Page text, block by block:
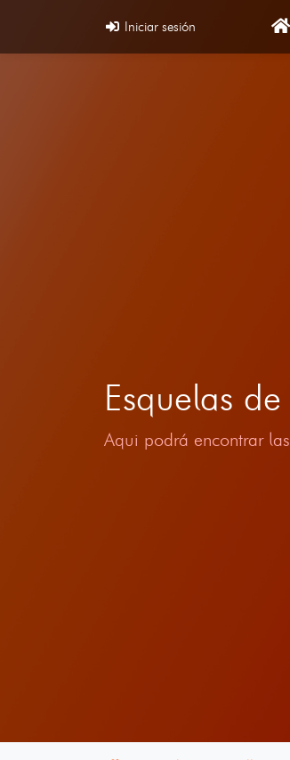
Iniciar sesión
Esquelas
Aqui podrá encontrar